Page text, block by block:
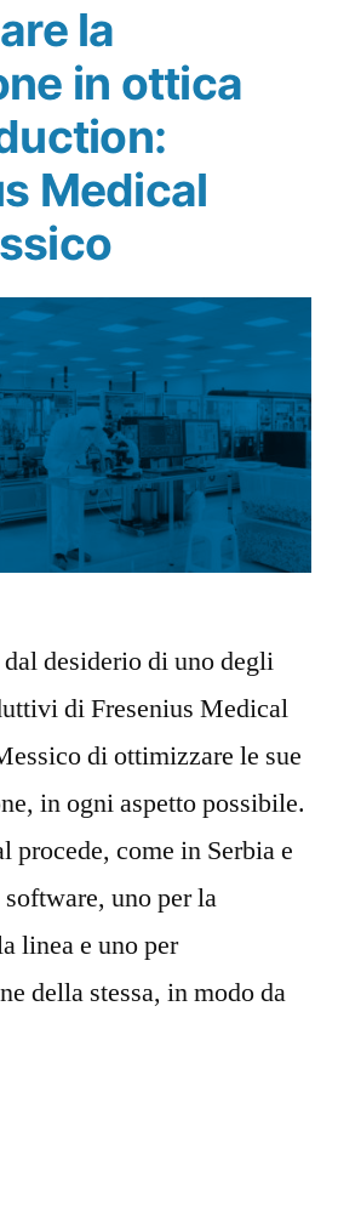
la
in ottica
Medical
desiderio di uno degli
di Fresenius Medical
di ottimizzare le sue
in ogni aspetto possibile.
procede, come in Serbia e
uno per la
linea e uno per
della stessa, in modo da